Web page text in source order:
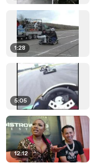
1:28
5:05
12:12